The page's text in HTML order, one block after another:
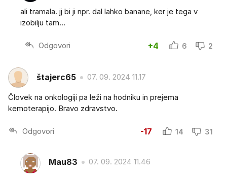
ali tramala. jj bi ji npr. dal lahko banane, ker je tega v
izobilju tam...
Odgovori +4 6 2
štajerc65 07. 09. 2024 11.17
Človek na onkologiji pa leži na hodniku in prejema
kemoterapijo. Bravo zdravstvo.
Odgovori -17 14 31
Mau83 07. 09. 2024 11.46